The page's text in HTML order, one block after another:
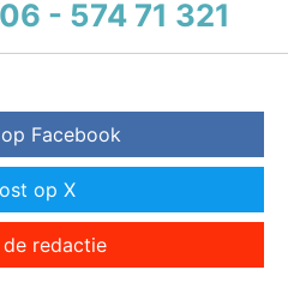
06 - 574 71 321
Facebook
op X
redactie